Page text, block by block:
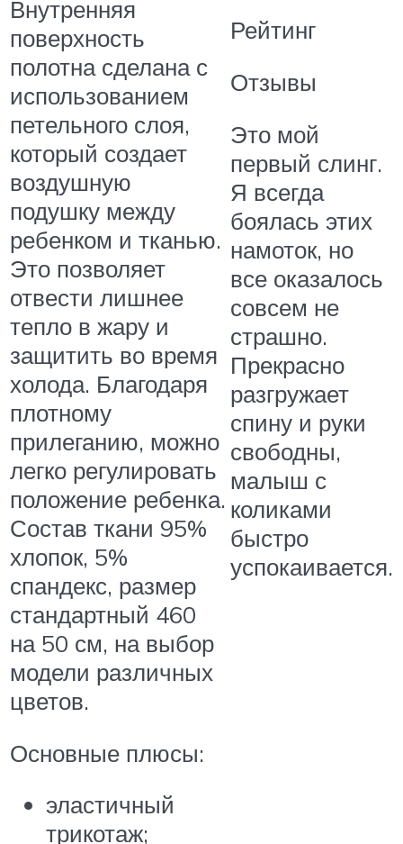
Внутренняя
поверхность
полотна сделана с
использованием
петельного слоя,
который создает
воздушную
подушку между
ребенком и тканью.
Это позволяет
отвести лишнее
тепло в жару и
защитить во время
холода. Благодаря
плотному
прилеганию, можно
легко регулировать
положение ребенка.
Состав ткани 95%
хлопок, 5%
спандекс, размер
стандартный 460
на 50 см, на выбор
модели различных
цветов.
Основные плюсы:
эластичный
трикотаж;
Рейтинг
Отзывы
Это мой
первый слинг.
Я всегда
боялась этих
намоток, но
все оказалось
совсем не
страшно.
Прекрасно
разгружает
спину и руки
свободны,
малыш с
коликами
быстро
успокаивается.